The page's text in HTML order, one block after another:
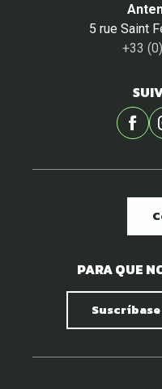
5 rue Saint
+33
PARA QUE